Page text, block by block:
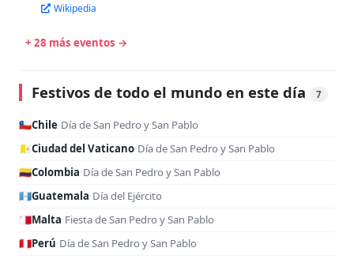
Wikipedia
+ 28 más eventos →
Festivos de todo el mundo en este día 7
🇨🇱Chile·Día de San Pedro y San Pablo
🇻🇦Ciudad del Vaticano·Día de San Pedro y San Pablo
🇨🇴Colombia·Día de San Pedro y San Pablo
🇬🇹Guatemala·Día del Ejército
🇲🇹Malta·Fiesta de San Pedro y San Pablo
🇵🇪Perú·Día de San Pedro y San Pablo